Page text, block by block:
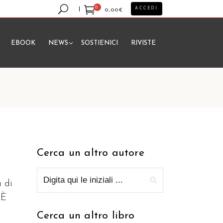
0
0,00€
prodotto nel carrello.
ACCEDI
EBOOK NEWS SOSTIENICI RIVISTE
di
Cerca un altro autore
Cerca un altro libro